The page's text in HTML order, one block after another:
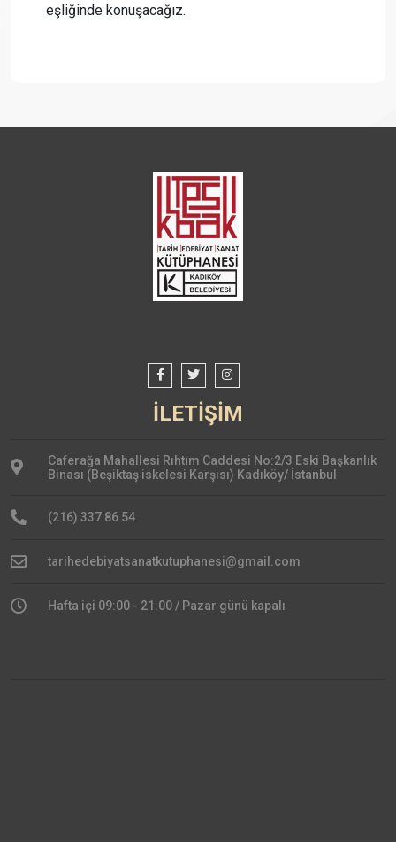
eşliğinde konuşacağız.
İLETİŞİM
Caferağa Mahallesi Rıhtım Caddesi No:2/3 Eski Başkanlık
Binası (Beşiktaş iskelesi Karşısı) Kadıköy/ İstanbul
(216) 337 86 54
tarihedebiyatsanatkutuphanesi@gmail.com
Hafta içi 09:00 - 21:00 / Pazar günü kapalı